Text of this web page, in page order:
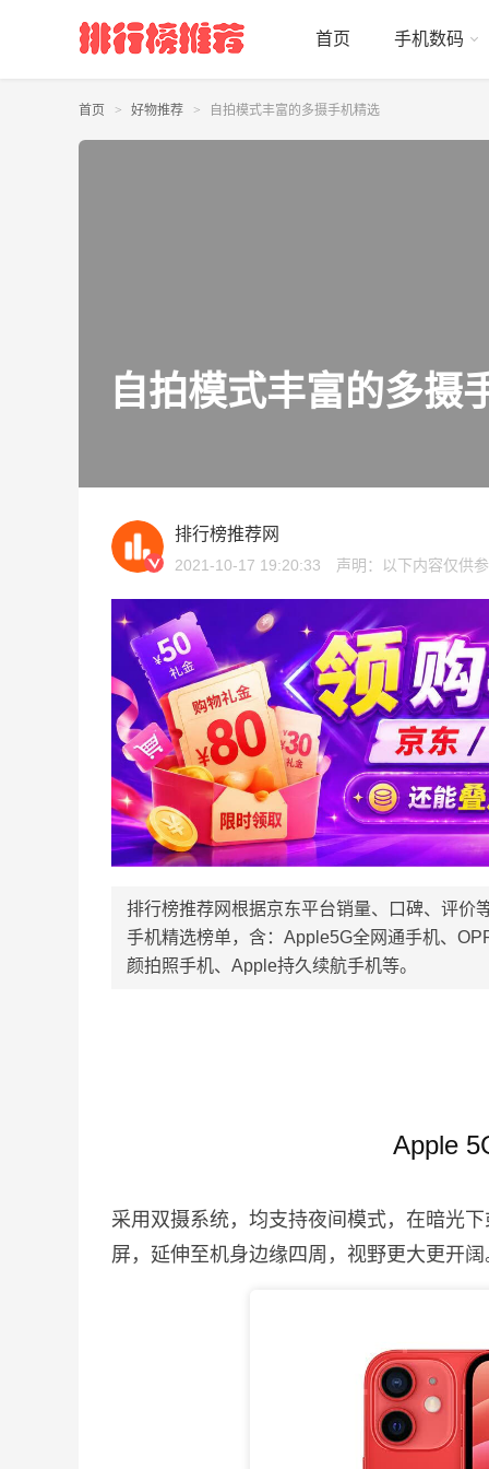
首页 手机数码
首页 好物推荐 自拍模式丰富的多摄手机精选
自拍模式丰富的多摄
排行榜推荐网
2021-10-17 19:20:33 声明：以下内容仅供
排行榜推荐网根据京东平台销量、口碑、评价
手机精选榜单，含：Apple5G全网通手机、
颜拍照手机、Apple持久续航手机等。
Apple
采用双摄系统，均支持夜间模式，在暗光
屏，延伸至机身边缘四周，视野更大更开阔